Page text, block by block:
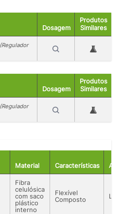
Dosagem
Produtos
Similares
(Regulador
Dosagem
Produtos
Similares
(Regulador
Material Características
Fibra
celulósica
com saco
plástico
interno
Flexível
Composto